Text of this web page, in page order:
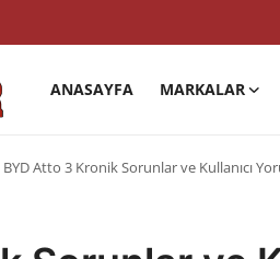
ANASAYFA MARKALAR
BYD Atto 3 Kronik Sorunlar ve Kullanıcı